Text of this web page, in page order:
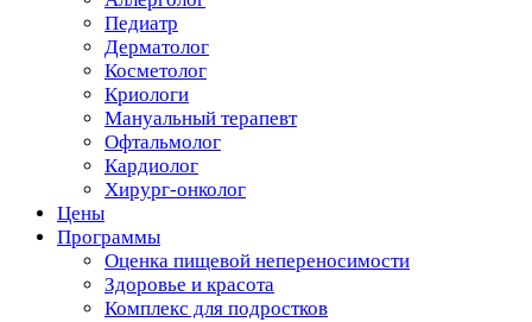
Педиатр
Дерматолог
Косметолог
Криологи
Мануальный терапевт
Офтальмолог
Кардиолог
Хирург-онколог
Цены
Программы
Оценка пищевой непереносимости
Здоровье и красота
Комплекс для подростков